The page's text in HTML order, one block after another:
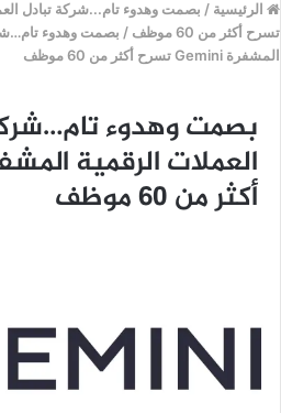
الرئيسية /
تسرح أكثر من 60 موظف
/ بصمت وهدوء
المشفرة Gemini تسرح أكثر من 60 موظف
بصمت وهدوء
أكثر من 60 موظف